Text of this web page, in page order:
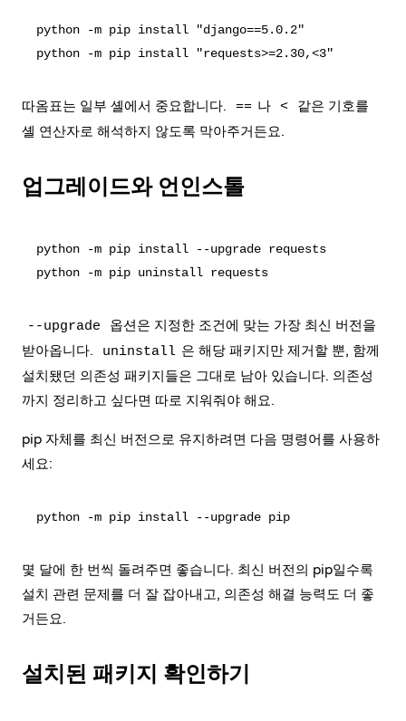
python -m pip install "django==5.0.2"
따옴표는 일부 셸에서 중요합니다. == 나 <
같은 기호를
셸 연산자로 해석하지 않도록 막아주거든요.
업그레이드와 언인스톨
python -m pip install --upgrade requests
--upgrade
옵션은 지정한 조건에 맞는 가장 최신 버전을
받아옵니다.
uninstall 은 해당 패키지만 제거할 뿐, 함께
설치됐던 의존성 패키지들은 그대로 남아 있습니다. 의존성
까지 정리하고 싶다면 따로 지워줘야 해요.
pip 자체를 최신 버전으로 유지하려면 다음 명령어를 사용하
세요:
몇 달에 한 번씩 돌려주면 좋습니다. 최신 버전의 pip일수록
설치 관련 문제를 더 잘 잡아내고, 의존성 해결 능력도 더 좋
거든요.
설치된 패키지 확인하기